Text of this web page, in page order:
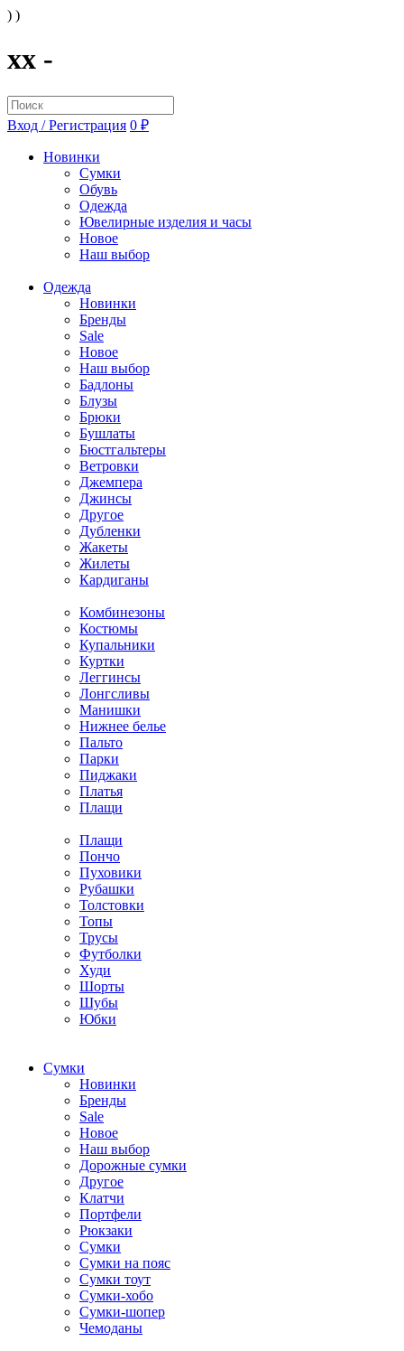
) )
xx -
Вход / Регистрация 0 ₽
Новинки
Сумки
Обувь
Одежда
Ювелирные изделия и часы
Новое
Наш выбор
Одежда
Новинки
Бренды
Sale
Новое
Наш выбор
Бадлоны
Блузы
Брюки
Бушлаты
Бюстгальтеры
Ветровки
Джемпера
Джинсы
Другое
Дубленки
Жакеты
Жилеты
Кардиганы
Комбинезоны
Костюмы
Купальники
Куртки
Леггинсы
Лонгсливы
Манишки
Нижнее белье
Пальто
Парки
Пиджаки
Платья
Плащи
Плащи
Пончо
Пуховики
Рубашки
Толстовки
Топы
Трусы
Футболки
Худи
Шорты
Шубы
Юбки
Cумки
Новинки
Бренды
Sale
Новое
Наш выбор
Дорожные сумки
Другое
Клатчи
Портфели
Рюкзаки
Сумки
Сумки на пояс
Сумки тоут
Сумки-хобо
Сумки-шопер
Чемоданы